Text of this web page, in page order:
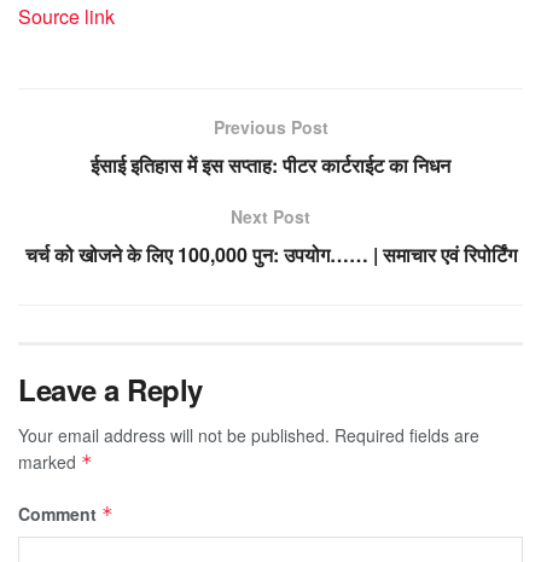
Source link
Previous Post
ईसाई इतिहास में इस सप्ताह: पीटर कार्टराईट का निधन
Next Post
चर्च को खोजने के लिए 100,000 पुन: उपयोग…… | समाचार एवं रिपोर्टिंग
Leave a Reply
Your email address will not be published. Required fields are
marked *
Comment *